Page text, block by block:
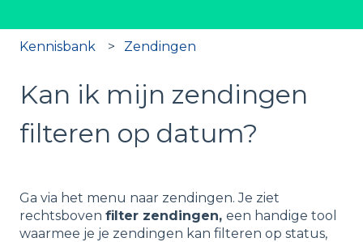
Kennisbank Zendingen
Kan ik mijn zendingen
filteren op datum?
Ga via het menu naar zendingen. Je ziet
rechtsboven filter zendingen, een handige tool
waarmee je je zendingen kan filteren op status,